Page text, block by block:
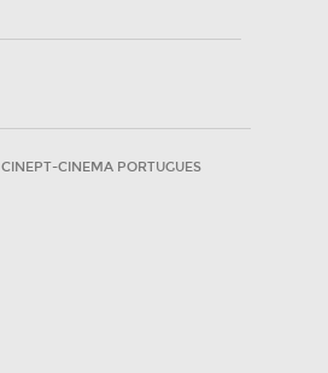
CINEPT-CINEMA PORTUGUES